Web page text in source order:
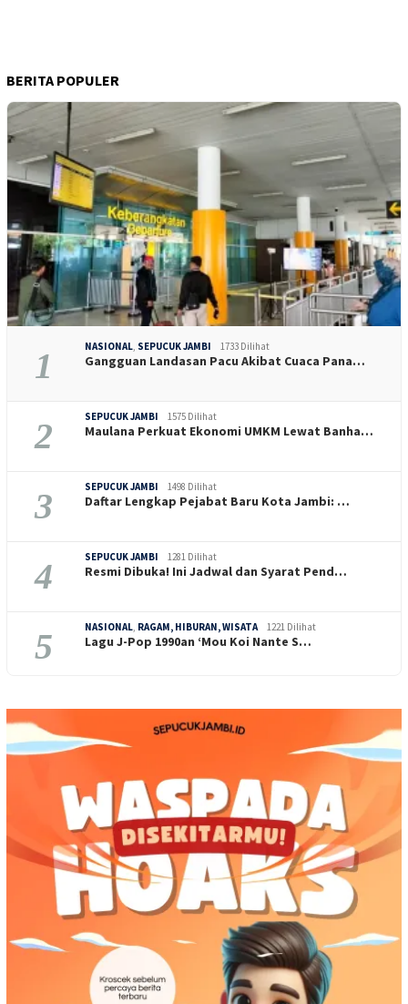
BERITA POPULER
1 NASIONAL, SEPUCUK JAMBI 1733 Dilihat
Gangguan Landasan Pacu Akibat Cuaca Pana…
2 SEPUCUK JAMBI 1575 Dilihat
Maulana Perkuat Ekonomi UMKM Lewat Banha…
3 SEPUCUK JAMBI 1498 Dilihat
Daftar Lengkap Pejabat Baru Kota Jambi: …
4 SEPUCUK JAMBI 1281 Dilihat
Resmi Dibuka! Ini Jadwal dan Syarat Pend…
5 NASIONAL, RAGAM, HIBURAN, WISATA 1221 Dilihat
Lagu J-Pop 1990an ‘Mou Koi Nante S…